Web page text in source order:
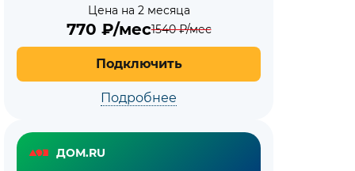
Цена на 2 месяца
770 ₽/мес1540₽/мес
Подключить
Подробнее
ДОМ.RU